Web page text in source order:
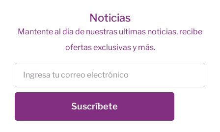
Noticias
Mantente al dia de nuestras ultimas noticias, recibe
ofertas exclusivas y más.
Suscríbete